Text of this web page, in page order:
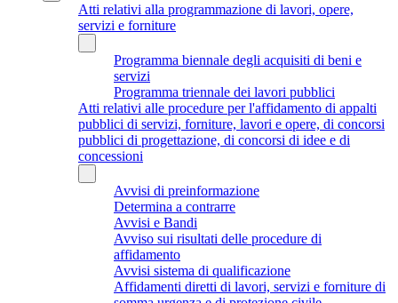
Atti relativi alla programmazione di lavori, opere,
servizi e forniture
Programma biennale degli acquisiti di beni e
servizi
Programma triennale dei lavori pubblici
Atti relativi alle procedure per l'affidamento di appalti
pubblici di servizi, forniture, lavori e opere, di concorsi
pubblici di progettazione, di concorsi di idee e di
concessioni
Avvisi di preinformazione
Determina a contrarre
Avvisi e Bandi
Avviso sui risultati delle procedure di
affidamento
Avvisi sistema di qualificazione
Affidamenti diretti di lavori, servizi e forniture di